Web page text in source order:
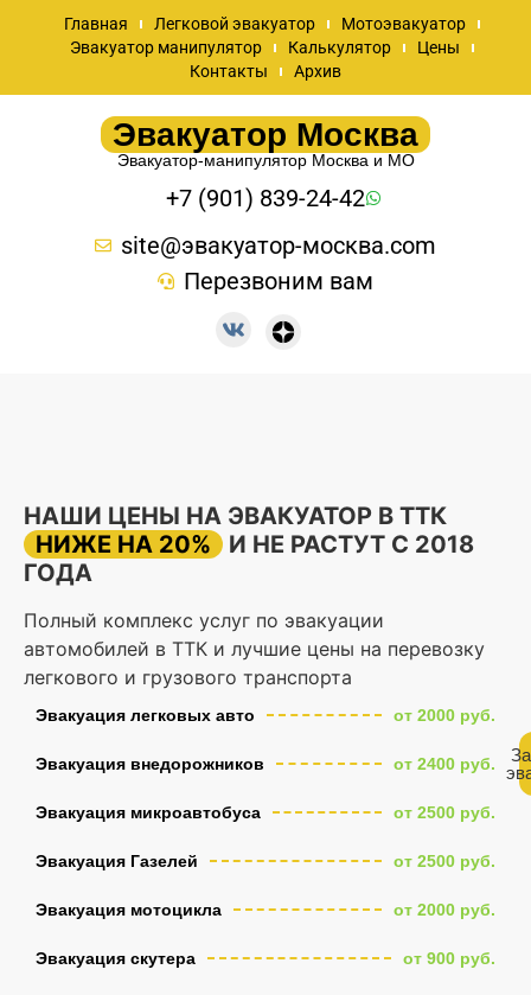
Главная Легковой эвакуатор
Мотоэвакуатор
Эвакуатор манипулятор
Калькулятор
Цены
Контакты
Архив
Эвакуатор Москва
Эвакуатор-манипулятор Москва и МО
+7 (901) 839-24-42
site@эвакуатор-москва.com
Перезвоним вам
НАШИ ЦЕНЫ НА ЭВАКУАТОР В ТТК
НИЖЕ НА 20%
И НЕ РАСТУТ С 2018
ГОДА
Полный комплекс услуг по эвакуации
автомобилей в ТТК и лучшие цены на перевозку
легкового и грузового транспорта
Эвакуация легковых авто от 2000 руб.
Эвакуация внедорожников от 2400 руб.
Эвакуация микроавтобуса от 2500 руб.
Эвакуация Газелей от 2500 руб.
Эвакуация мотоцикла от 2000 руб.
Эвакуация скутера от 900 руб.